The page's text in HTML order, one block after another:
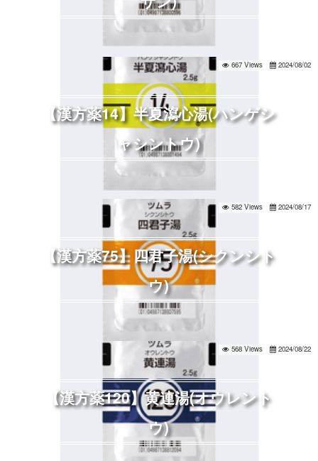
【漢方薬14】半夏瀉心湯(ハンゲシ
ャシントウ)
667 Views 2024/08/02
【漢方薬75】四君子湯(シクンシト
ウ)
582 Views 2024/08/17
【漢方薬120】黄連湯(オウレント
ウ)
568 Views 2024/08/22